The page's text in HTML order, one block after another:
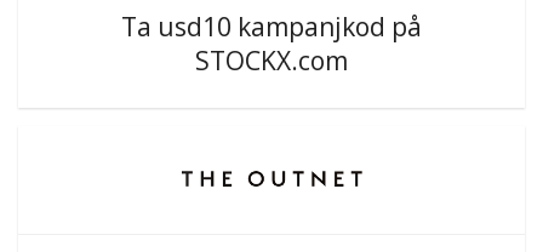
Ta usd10 kampanjkod på
STOCKX.com